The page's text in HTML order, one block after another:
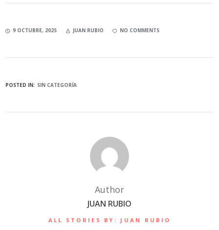
9 OCTUBRE, 2025 JUAN RUBIO NO COMMENTS
POSTED IN: SIN CATEGORÍA
Author
JUAN RUBIO
ALL STORIES BY: JUAN RUBIO